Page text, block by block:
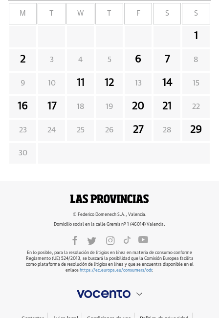
M W F S S
1
2 3 4 5 6 7 8
9 10 11 12 13 14 15
16 17 18 19 20 21 22
23 24 25 26 27 28 29
30
© Federico Domenech S.A., Valencia.
Domicilio social en la calle Gremis nº 1 (46014) Valencia.
En lo posible, para la resolución de litigios en línea en materia de consumo conforme
Reglamento (UE) 524/2013, se buscará la posibilidad que la Comisión Europea facilita
como plataforma de resolución de litigios en línea y que se encuentra disponible en el
enlace https://ec.europa.eu/consumers/odr.